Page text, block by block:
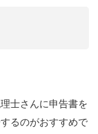
士さんに申告書を
るのがおすすめで